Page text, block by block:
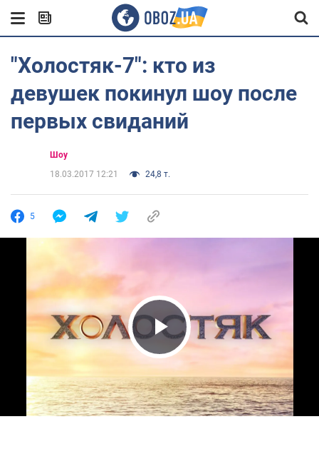
"Холостяк-7": кто из
девушек покинул шоу после
первых свиданий
Шоу
18.03.2017 12:21
24,8 т.
5
Play Video